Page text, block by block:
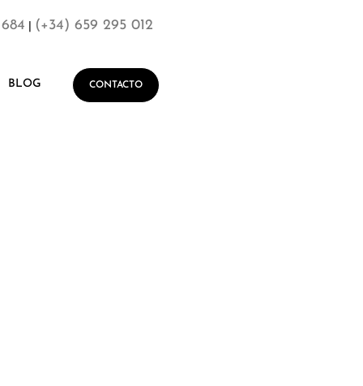
(+34) 659 295 012
BLOG CONTACTO